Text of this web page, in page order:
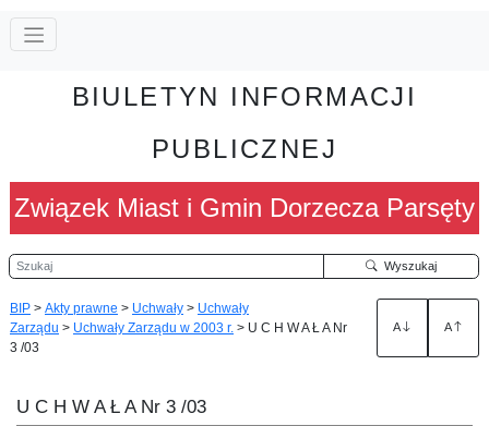
BIULETYN INFORMACJI
PUBLICZNEJ
Związek Miast i Gmin Dorzecza Parsęty
Szukaj Wyszukaj
BIP > Akty prawne > Uchwały > Uchwały
Zarządu > Uchwały Zarządu w 2003 r. > U C H W A Ł A Nr
3 /03
A A
U C H W A Ł A Nr 3 /03